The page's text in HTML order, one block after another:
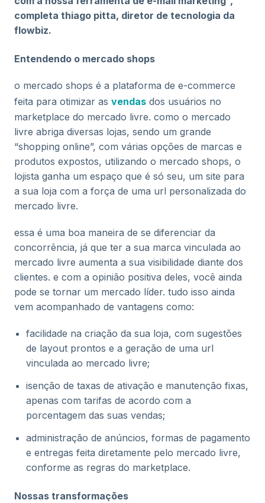
completa thiago pitta, diretor de tecnologia da
flowbiz.
Entendendo o mercado shops
o mercado shops é a plataforma de e-commerce
feita para otimizar as vendas dos usuários no
marketplace do mercado livre. como o mercado
livre abriga diversas lojas, sendo um grande
“shopping online”, com várias opções de marcas e
produtos expostos, utilizando o mercado shops, o
lojista ganha um espaço que é só seu, um site para
a sua loja com a força de uma url personalizada do
mercado livre.
essa é uma boa maneira de se diferenciar da
concorrência, já que ter a sua marca vinculada ao
mercado livre aumenta a sua visibilidade diante dos
clientes. e com a opinião positiva deles, você ainda
pode se tornar um mercado líder. tudo isso ainda
vem acompanhado de vantagens como:
facilidade na criação da sua loja, com sugestões
de layout prontos e a geração de uma url
vinculada ao mercado livre;
isenção de taxas de ativação e manutenção fixas,
apenas com tarifas de acordo com a
porcentagem das suas vendas;
administração de anúncios, formas de pagamento
e entregas feita diretamente pelo mercado livre,
conforme as regras do marketplace.
Nossas transformações